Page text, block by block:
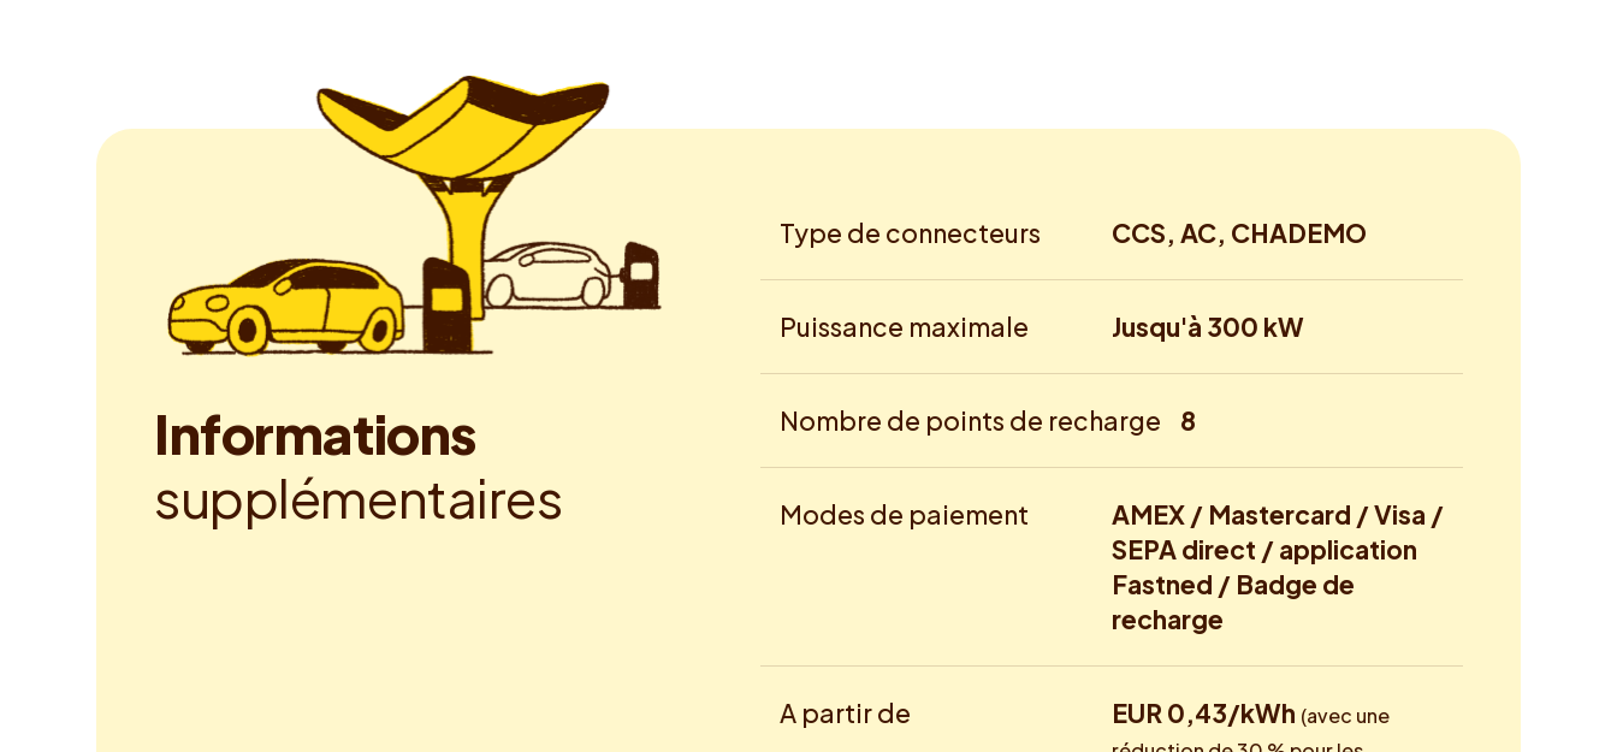
Informations
supplémentaires
Type de connecteurs CCS, AC, CHADEMO
Puissance maximale Jusqu'à 300 kW
Nombre de points de recharge 8
Modes de paiement
AMEX / Mastercard / Visa /
SEPA direct / application
Fastned / Badge de
recharge
A partir de EUR 0,43/kWh (avec une